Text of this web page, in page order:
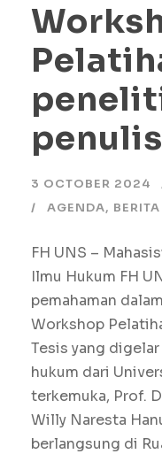
3 OCTOBER 2024
AGENDA, BERITA
FH UNS –
Ilmu Hukum FH
pemahaman
Workshop
Tesis yang digelar
hukum dari
terkemuka, Prof.
Willy Naresta
berlangsung di